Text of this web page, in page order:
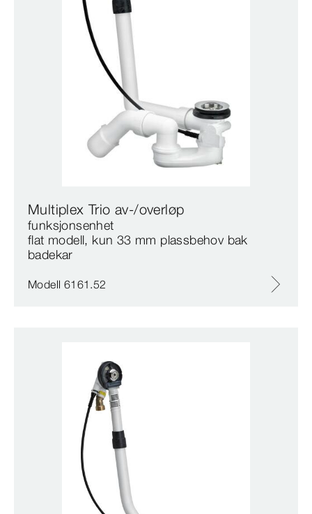
Multiplex Trio av-/overløp
funksjonsenhet
flat modell, kun 33 mm plassbehov bak
badekar
Modell 6161.52